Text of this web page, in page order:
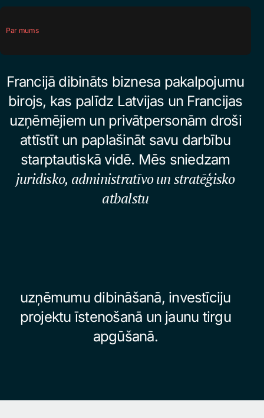
Par mums
Francijā dibināts biznesa pakalpojumu
birojs, kas palīdz Latvijas un Francijas
uzņēmējiem un privātpersonām droši
attīstīt un paplašināt savu darbību
starptautiskā vidē. Mēs sniedzam
juridisko, administratīvo un stratēģisko
atbalstu
uzņēmumu dibināšanā, investīciju
projektu īstenošanā un jaunu tirgu
apgūšanā.